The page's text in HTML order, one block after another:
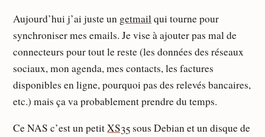
Aujourd’hui j’ai juste un getmailqui tourne pour
synchroniser mes emails. Je vise à ajouter pas mal de
connecteurs pour tout le reste (les données des réseaux
sociaux, mon agenda, mes contacts, les factures
disponibles en ligne, pourquoi pas des relevés bancaires,
etc.) mais ça va probablement prendre du temps.
Ce NAS c’est un petitXS35sous Debian et un disque de